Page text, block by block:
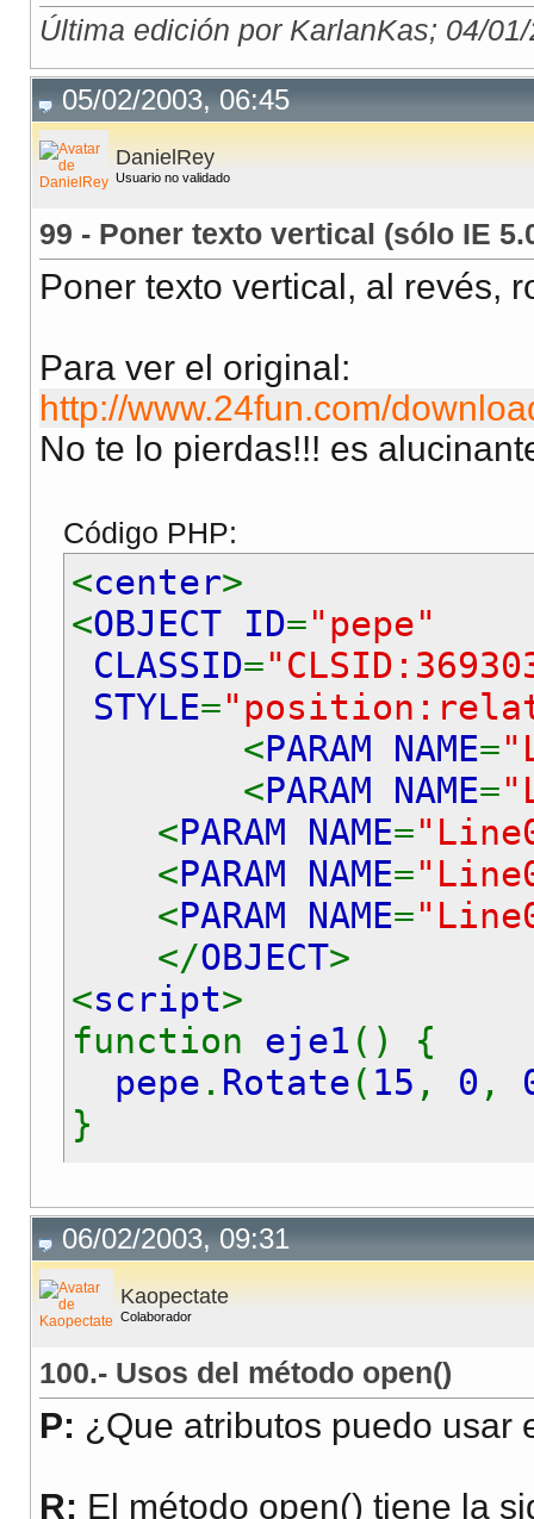
Última edición por KarlanKas; 04/
05/02/2003, 06:45
DanielRey
Usuario no validado
99 - Poner texto vertical (sólo IE
Poner texto vertical, al revés,
Para ver el original:
http://www.24fun.com/
No te lo pierdas!!! es
Código PHP:
<center>
<OBJECT ID="pepe"
CLASSID=
STYLE=
<PARAM NAME=
<PARAM NAME=
<PARAM NAME=
<PARAM NAME=
<PARAM NAME=
</OBJECT>
<script>
function eje1 () {
pepe . Rotate ( 15 , 0 ,
}
functioneje2() {
pepe.Rotate(0,15,
}
functioneje3() {
pepe.Rotate(0, 0,
}
</script>
06/02/2003, 09:31
Kaopectate
Colaborador
100.- Usos del método open()
P: ¿Que atributos puedo usar
R: El método open() tiene la